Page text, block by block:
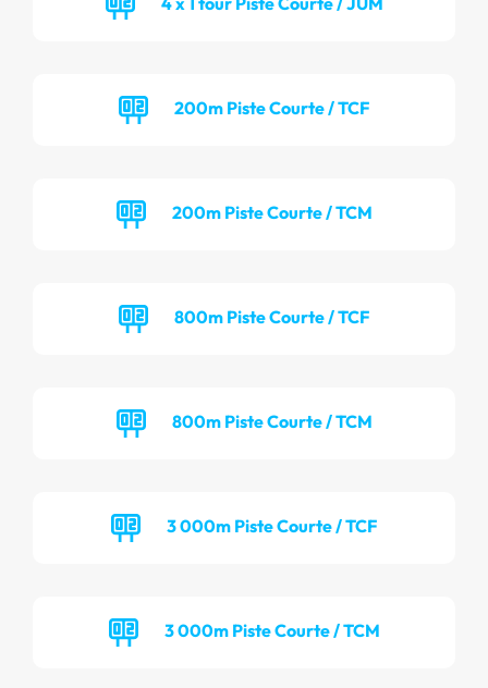
200m Piste Courte / TCF
200m Piste Courte / TCM
800m Piste Courte / TCF
800m Piste Courte / TCM
3 000m Piste Courte / TCF
3 000m Piste Courte / TCM